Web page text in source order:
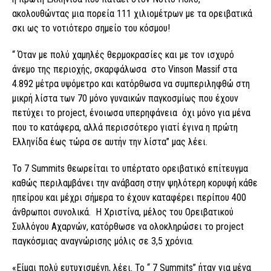
ακολουθώντας μια πορεία 111 χιλιομέτρων με τα ορειβατικά
σκι ως το νοτιότερο σημείο του κόσμου!
“ Όταν με πολύ χαμηλές θερμοκρασίες και με τον ισχυρό
άνεμο της περιοχής, σκαρφάλωσα στο Vinson Massif στα
4.892 μέτρα υψόμετρο και κατόρθωσα να συμπεριληφθώ στη
μικρή λίστα των 70 μόνο γυναικών παγκοσμίως που έχουν
πετύχει το project, ένοιωσα υπερηφάνεια όχι μόνο για μένα
που το κατάφερα, αλλά περισσότερο γιατί έγινα η πρώτη
Ελληνίδα έως τώρα σε αυτήν την λίστα” μας λέει.
Το 7 Summits θεωρείται το υπέρτατο ορειβατικό επίτευγμα
καθώς περιλαμβάνει την ανάβαση στην ψηλότερη κορυφή κάθε
ηπείρου και μέχρι σήμερα το έχουν καταφέρει περίπου 400
άνθρωποι συνολικά. Η Χριστίνα, μέλος του Ορειβατικού
Συλλόγου Αχαρνών, κατόρθωσε να ολοκληρώσει το project
παγκόσμιας αναγνώρισης μόλις σε 3,5 χρόνια.
«Είμαι πολύ ευτυχισμένη, λέει. Το “ 7 Summits” ήταν για μένα